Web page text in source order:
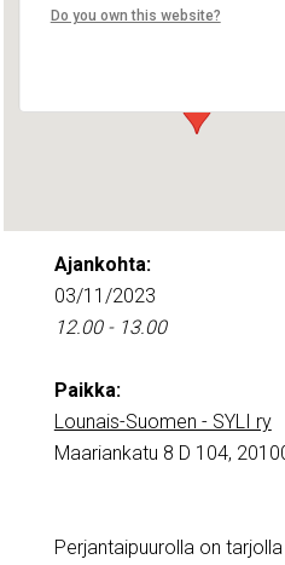
Lounais-Suomen – SYLI
Maariankatu 8 D 104 - Turku
Do you own this website?
Ajankohta:
03/11/2023
12.00 - 13.00
Paikka:
Lounais-Suomen - SYLI ry
Maariankatu 8 D 104,
Perjantaipuurolla on